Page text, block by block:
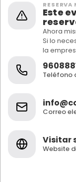
RESERVA
Este
Ahora
Si lo
la
Teléfono
Correo
Visitar
Website